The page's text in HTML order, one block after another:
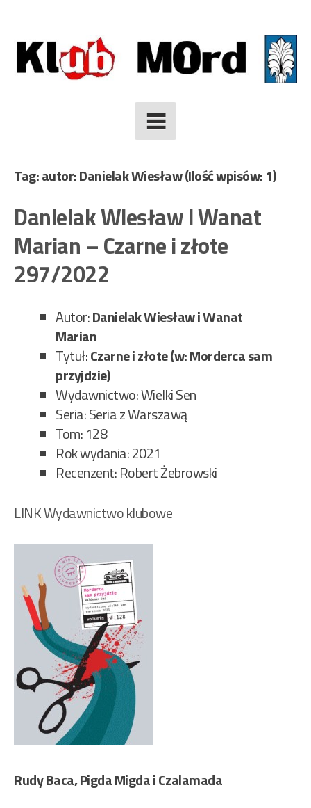
to
content
Tag: autor: Danielak Wiesław(Ilość wpisów: 1)
Danielak Wiesław i Wanat
Marian – Czarne i złote
297/2022
Autor:Danielak Wiesław i Wanat
Marian
Tytuł:Czarne i złote (w: Morderca sam
przyjdzie)
Wydawnictwo: Wielki Sen
Seria: Seria z Warszawą
Tom: 128
Rok wydania: 2021
Recenzent: Robert Żebrowski
LINK Wydawnictwo klubowe
Rudy Baca, Pigda Migda i Czalamada